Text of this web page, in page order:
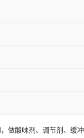
，做酸味剂、调节剂、缓